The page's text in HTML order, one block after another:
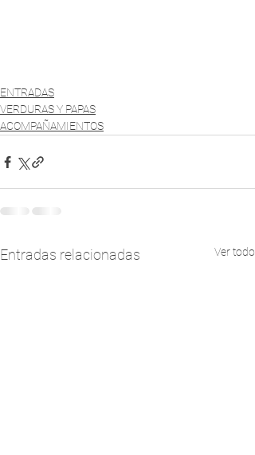
ENTRADAS
VERDURAS Y PAPAS
ACOMPAÑAMIENTOS
Entradas relacionadas Ver todo